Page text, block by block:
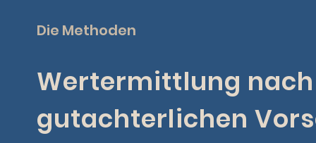
Die Methoden
Wertermittlung
gutachterlichen